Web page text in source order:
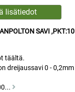
SAVI ,PKT:10
täältä.
dreijaussavi 0 - 0,2mm